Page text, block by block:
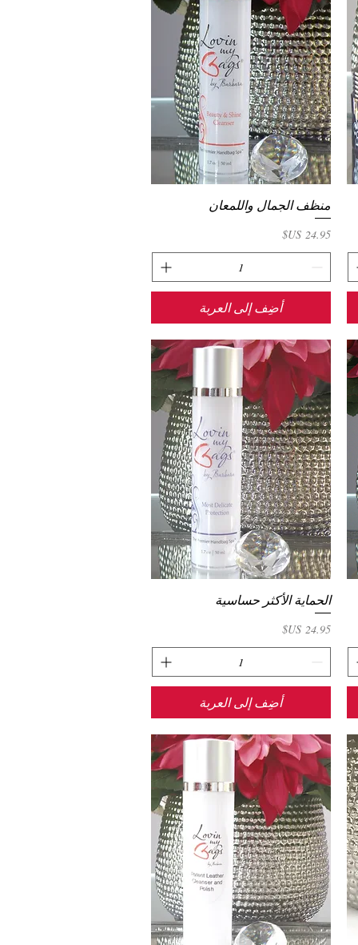
العرض السريع
منظف الجمال واللمعان
السعر‏24.95 US$
أضِف إلى العربة
العرض السريع
الحماية الأكثر حساسية
السعر‏24.95 US$
أضِف إلى العربة